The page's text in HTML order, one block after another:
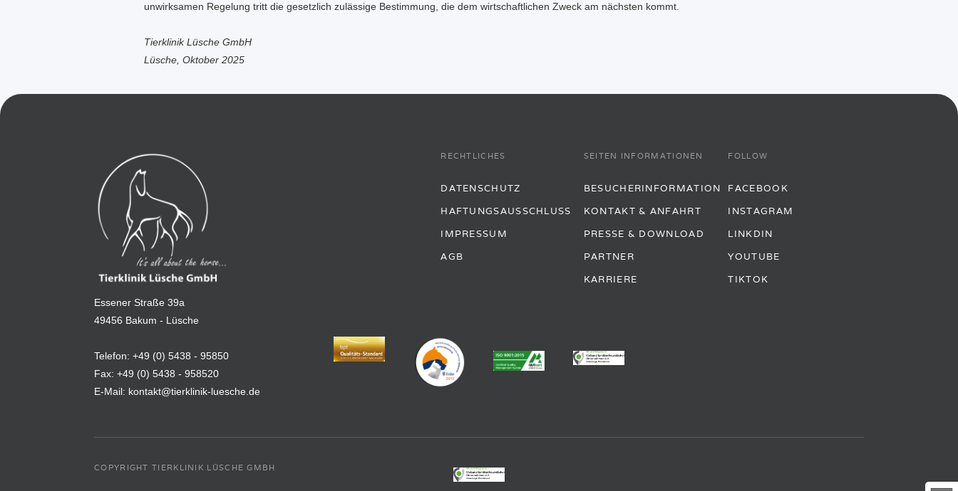
unwirksamen Regelung tritt die gesetzlich zulässige Bestimmung, die dem wirtschaftlichen Zweck am nächsten kommt.
Tierklinik Lüsche GmbH
Lüsche, Oktober 2025
Essener Straße 39a
49456 Bakum - Lüsche
Telefon: +49 (0) 5438 - 95850
Fax: +49 (0) 5438 - 958520
E-Mail: kontakt@tierklinik-luesche.de
RECHTLICHES
DATENSCHUTZ
HAFTUNGSAUSSCHLUSS
IMPRESSUM
AGB
SEITEN INFORMATIONEN
BESUCHERINFORMATION
KONTAKT & ANFAHRT
PRESSE & DOWNLOAD
PARTNER
KARRIERE
FOLLOW
FACEBOOK
INSTAGRAM
LINKDIN
YOUTUBE
TIKTOK
COPYRIGHT TIERKLINIK LÜSCHE GMBH